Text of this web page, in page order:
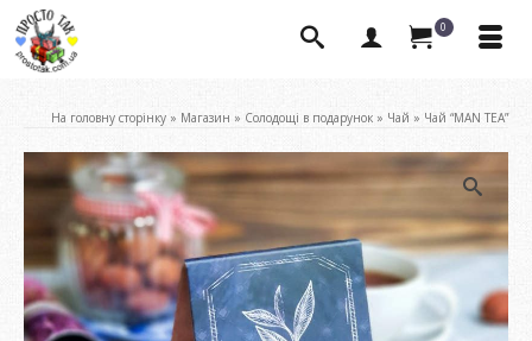
0
На головну сторінку » Магазин » Солодощі в подарунок » Чай » Чай “MAN TEA”